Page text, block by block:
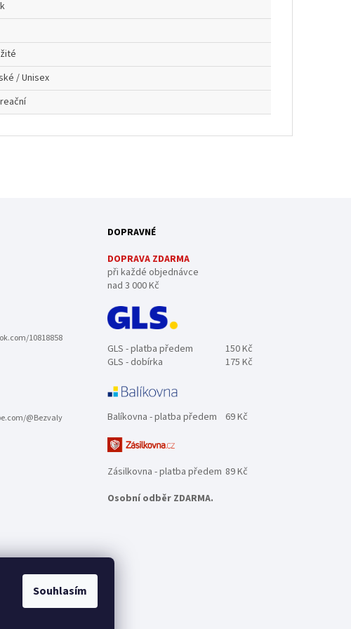
Souhlasím
/ Unisex
10818858
@Bezvaly
DOPRAVNÉ
DOPRAVA ZDARMA
při každé objednávce
nad 3 000 Kč
GLS - platba předem
150 Kč
GLS - dobírka
175 Kč
Balíkovna - platba předem 69 Kč
Zásilkovna - platba předem 89 Kč
Osobní odběr ZDARMA.